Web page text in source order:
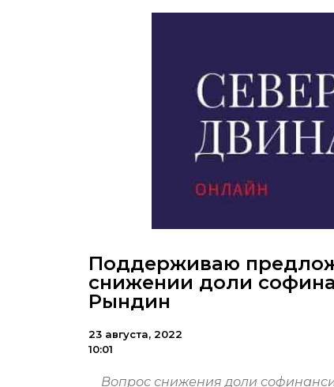
Поддерживаю
снижении доли
Рындин
23 августа, 2022
10:01
Вопрос снижения доли